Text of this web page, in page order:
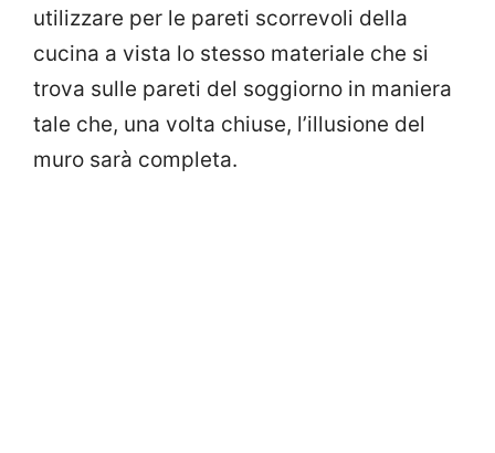
utilizzare per le pareti scorrevoli della
cucina a vista lo stesso materiale che si
trova sulle pareti del soggiorno in maniera
tale che, una volta chiuse, l’illusione del
muro sarà completa.